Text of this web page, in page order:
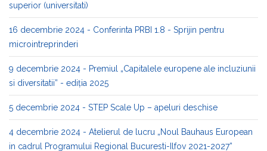
superior (universitati)
16 decembrie 2024 - Conferinta PRBI 1.8 - Sprijin pentru
microintreprinderi
9 decembrie 2024 - Premiul „Capitalele europene ale incluziunii
si diversitatii” - ediția 2025
5 decembrie 2024 - STEP Scale Up – apeluri deschise
4 decembrie 2024 - Atelierul de lucru „Noul Bauhaus European
in cadrul Programului Regional Bucuresti-Ilfov 2021-2027”